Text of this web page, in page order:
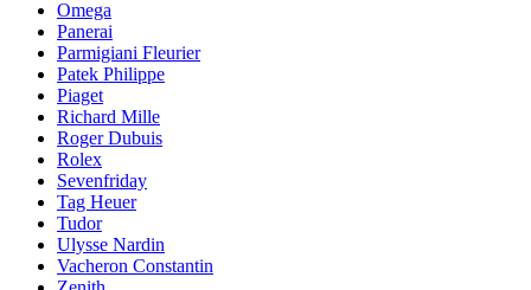
Omega
Panerai
Parmigiani Fleurier
Patek Philippe
Piaget
Richard Mille
Roger Dubuis
Rolex
Sevenfriday
Tag Heuer
Tudor
Ulysse Nardin
Vacheron Constantin